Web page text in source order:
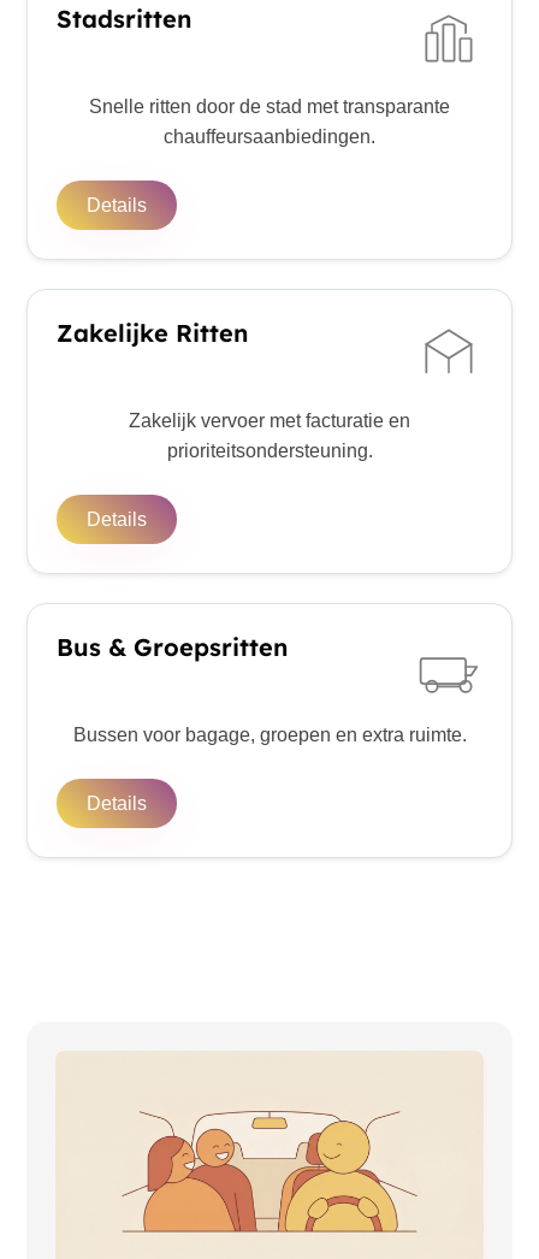
Stadsritten
Snelle ritten door de stad met transparante
chauffeursaanbiedingen.
Details
Zakelijke Ritten
Zakelijk vervoer met facturatie en
prioriteitsondersteuning.
Details
Bus & Groepsritten
Bussen voor bagage, groepen en extra ruimte.
Details